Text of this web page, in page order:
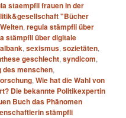
staempfli frauen in der
"Bücher
,regula stämpfli über
stämpfli über digitale
,sexismus,sozietäten,
geschlecht,syndicom,
menschen,
,Wie hat die Wahl von
Die bekannte Politikexpertin
Buch das Phänomen
stämpfli